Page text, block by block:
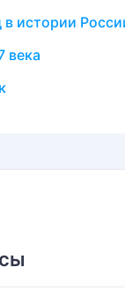
в истории
века